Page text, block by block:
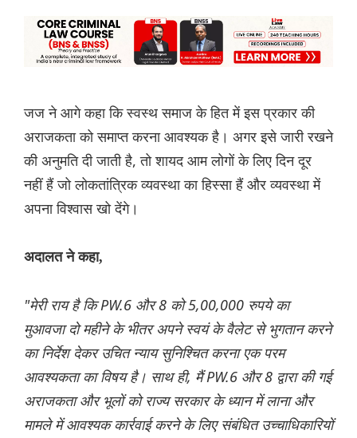
जज ने आगे कहा कि स्वस्थ समाज के हित में इस प्रकार की
अराजकता को समाप्त करना आवश्यक है। अगर इसे जारी रखने
की अनुमति दी जाती है, तो शायद आम लोगों के लिए दिन दूर
नहीं हैं जो लोकतांत्रिक व्यवस्था का हिस्सा हैं और व्यवस्था में
अपना विश्वास खो देंगे।
अदालत ने कहा,
"मेरी राय है कि PW.6 और 8 को 5,00,000 रुपये का
मुआवजा दो महीने के भीतर अपने स्वयं के वैलेट से भुगतान करने
का निर्देश देकर उचित न्याय सुनिश्चित करना एक परम
आवश्यकता का विषय है। साथ ही, मैं PW.6 और 8 द्वारा की गई
अराजकता और भूलों को राज्य सरकार के ध्यान में लाना और
मामले में आवश्यक कार्रवाई करने के लिए संबंधित उच्चाधिकारियों